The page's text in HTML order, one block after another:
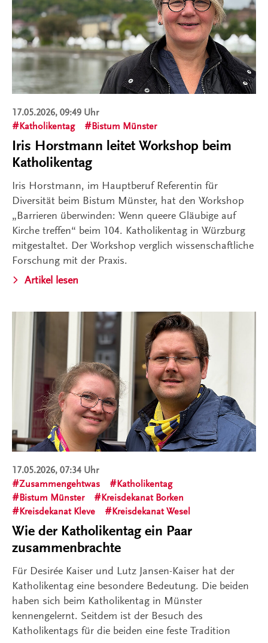
17.05.2026, 09:49 Uhr
Katholikentag
Bistum Münster
Iris Horstmann leitet Workshop beim
Katholikentag
Iris Horstmann, im Hauptberuf Referentin für
Diversität beim Bistum Münster, hat den Workshop
„Barrieren überwinden: Wenn queere Gläubige auf
Kirche treffen“ beim 104. Katholikentag in Würzburg
mitgestaltet. Der Workshop verglich wissenschaftliche
Forschung mit der Praxis.
Artikel lesen
17.05.2026, 07:34 Uhr
Zusammengehtwas
Katholikentag
Bistum Münster
Kreisdekanat Borken
Kreisdekanat Kleve
Kreisdekanat Wesel
Wie der Katholikentag ein Paar
zusammenbrachte
Für Desirée Kaiser und Lutz Jansen-Kaiser hat der
Katholikentag eine besondere Bedeutung. Die beiden
haben sich beim Katholikentag in Münster
kennengelernt. Seitdem ist der Besuch des
Katholikentags für die beiden eine feste Tradition